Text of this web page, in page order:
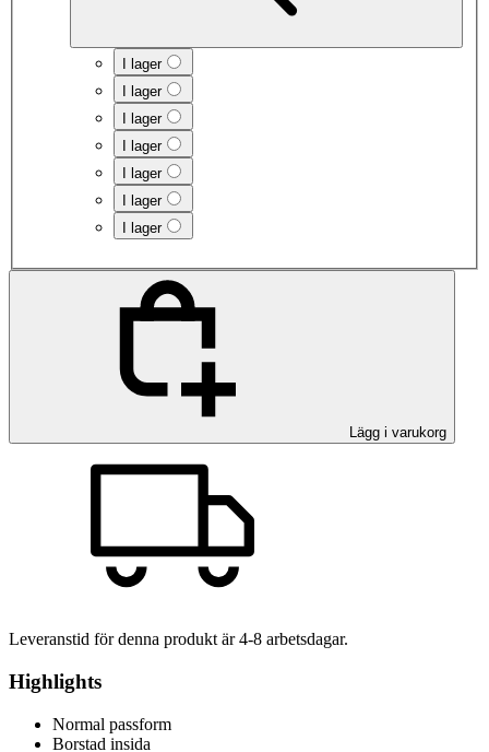
I lager
I lager
I lager
I lager
I lager
I lager
I lager
Lägg i varukorg
Leveranstid för denna produkt är4-8 arbetsdagar.
Highlights
Normal passform
Borstad insida